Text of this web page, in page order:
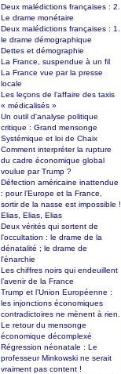
Deux malédictions françaises : 2.
Le drame monétaire
Deux malédictions françaises : 1.
le drame démographique
Dettes et démographie
La France, suspendue à un fil
La France vue par la presse
locale
Les leçons de l’affaire des taxis
« médicalisés »
Un outil d'analyse politique
critique : Grand mensonge
Systémique et loi de Chaix
Comment interpréter la rupture
du cadre économique global
voulue par Trump ?
Défection américaine inattendue
: pour l’Europe et la France,
sortir de la nasse est impossible !
Elias, Elias, Elias
Deux vérités qui sortent de
l'occultation : le drame de la
dénatalité ; le drame de
l'énarchie
Les chiffres noirs qui endeuillent
l’avenir de la France
Trump et l’Union Européenne :
les injonctions économiques
contradictoires ne mènent à rien.
Le retour du mensonge
économique décomplexé
Régression néonatale : Le
professeur Minkowski ne serait
vraiment pas content !